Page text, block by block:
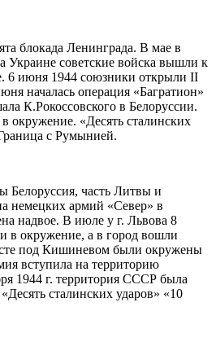
блокада Ленинграда. В мае в
Украине советские войска вышли к
6 июня 1944 союзники открыли II
началась операция «Багратион»
К.Рокоссовского в Белоруссии.
окружение. «Десять сталинских
с Румынией.
Белоруссия, часть Литвы и
немецких армий «Север» в
надвое. В июле у г. Львова 8
в окружение, а в город вошли
под Кишиневом были окружены
вступила на территорию
1944 г. территория СССР была
сталинских ударов» «10